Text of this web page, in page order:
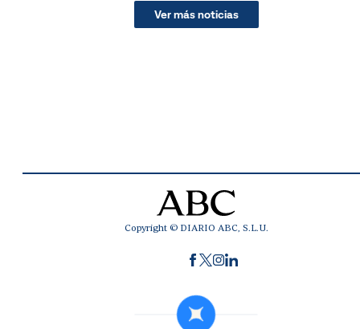
Ver más noticias
Copyright © DIARIO ABC, S.L.U.